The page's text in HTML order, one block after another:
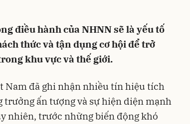
điều hành của NHNN sẽ là yếu tố
thức và tận dụng cơ hội để trở
khu vực và thế giới.
Nam đã ghi nhận nhiều tín hiệu tích
trưởng ấn tượng và sự hiện diện mạnh
nhiên, trước những biến động khó